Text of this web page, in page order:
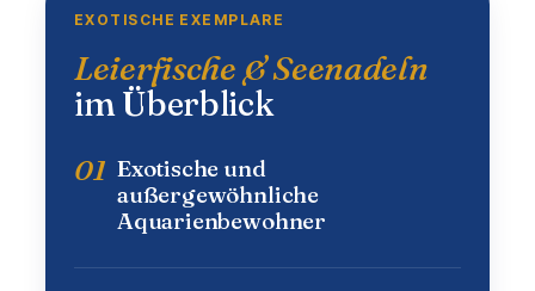
EXOTISCHE EXEMPLARE
Leierfische & Seenadeln
im Überblick
01 Exotische und
außergewöhnliche
Aquarienbewohner